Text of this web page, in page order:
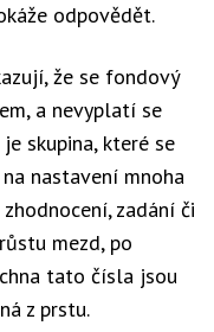
odpovědět.
že se fondový
a nevyplatí se
skupina, které se
nastavení mnoha
zadání či
mezd, po
tato čísla jsou
z prstu.